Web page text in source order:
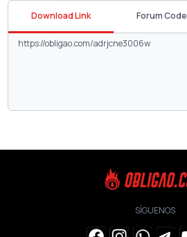
Download Link Forum Code
SÍGUENOS